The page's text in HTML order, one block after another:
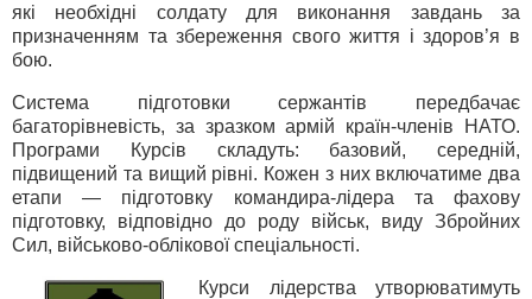
які необхідні солдату для виконання завдань за
призначенням та збереження свого життя і здоров’я в
бою.
Система підготовки сержантів передбачає
багаторівневість, за зразком армій країн-членів НАТО.
Програми Курсів складуть: базовий, середній,
підвищений та вищий рівні. Кожен з них включатиме два
етапи — підготовку командира-лідера та фахову
підготовку, відповідно до роду військ, виду Збройних
Сил, військово-облікової спеціальності.
Курси лідерства утворюватимуть